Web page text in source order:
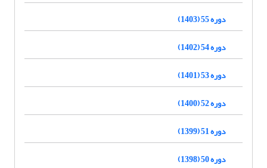
دوره 55 (1403)
دوره 54 (1402)
دوره 53 (1401)
دوره 52 (1400)
دوره 51 (1399)
دوره 50 (1398)